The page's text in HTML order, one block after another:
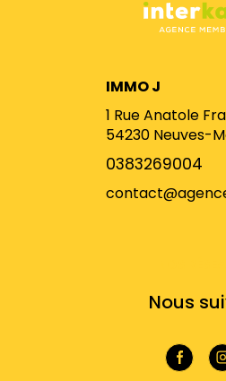
IMMO J
1 Rue Anatole
54230 Neuves-
0383269004
Nous